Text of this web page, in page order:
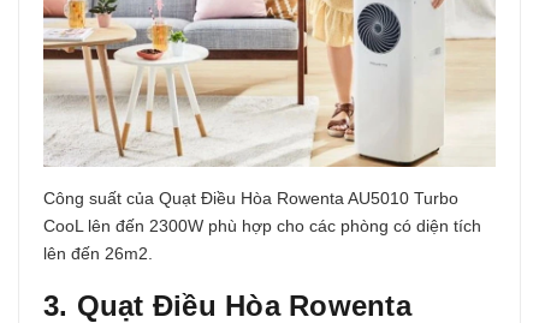
Công suất của Quạt Điều Hòa Rowenta AU5010 Turbo
CooL lên đến 2300W phù hợp cho các phòng có diện tích
lên đến 26m2.
3. Quạt Điều Hòa Rowenta